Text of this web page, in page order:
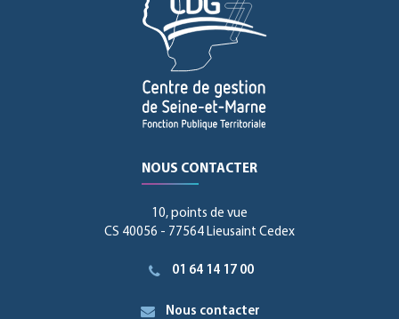
NOUS CONTACTER
10, points de vue
CS 40056 - 77564 Lieusaint Cedex
01 64 14 17 00
Nous contacter